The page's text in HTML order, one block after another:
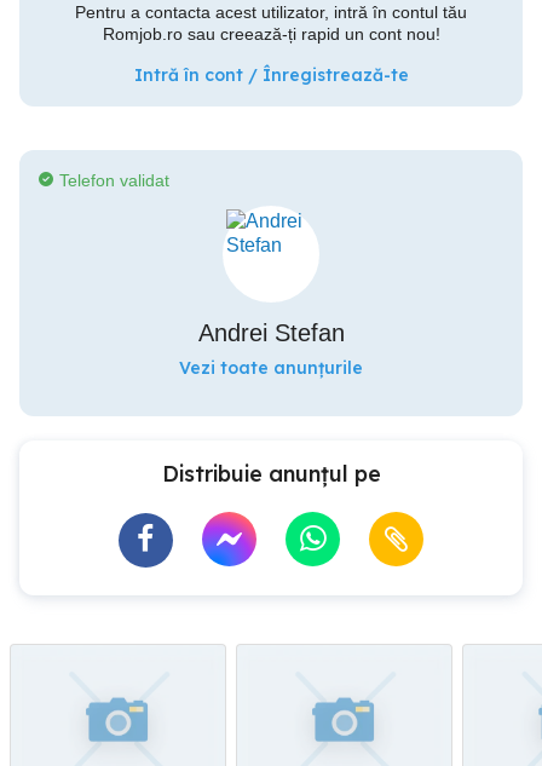
Pentru a contacta acest utilizator, intră în contul tău
Romjob.ro sau creează-ți rapid un cont nou!
Intră în cont / Înregistrează-te
Telefon validat
Andrei Stefan
Vezi toate anunțurile
Distribuie anunțul pe